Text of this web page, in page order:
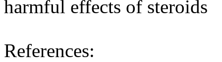
harmful effects of steroids
References: